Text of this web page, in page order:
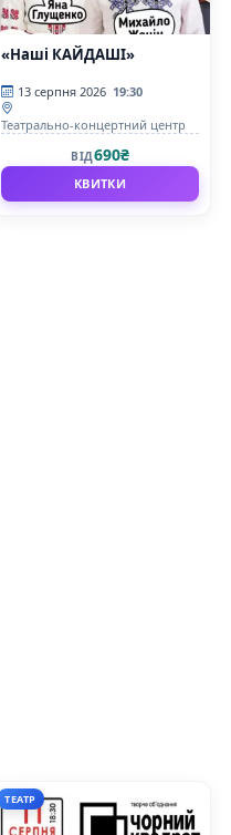
«Наші КАЙДАШІ»
13 серпня 2026 19:30
Театрально-концертний центр
ВІД690₴
КВИТКИ
ТЕАТР